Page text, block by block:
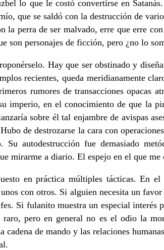
lo que le costó convertirse en
que se saldó con la destrucción de
la perra de ser malvado, erre que erre
son personajes de ficción, pero ¿no lo
Hay que ser obstinado y
recientes, queda meridianamente
rumores de transacciones opacas
imperio, en el conocimiento de que la
sobre él tal enjambre de avispas
de destrozarse la cara con
Su autodestrucción fue demasiado
mirarme a diario. El espejo en el que
en práctica múltiples tácticas. En
con otros. Si alguien necesita un
Si fulanito muestra un especial
raro, pero en general no es el odio la
cadena de mando y las relaciones